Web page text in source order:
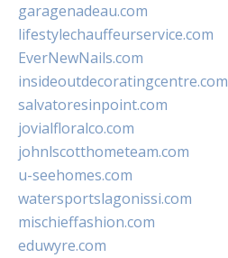
garagenadeau.com
lifestylechauffeurservice.com
EverNewNails.com
insideoutdecoratingcentre.com
salvatoresinpoint.com
jovialfloralco.com
johnlscotthometeam.com
u-seehomes.com
watersportslagonissi.com
mischieffashion.com
eduwyre.com